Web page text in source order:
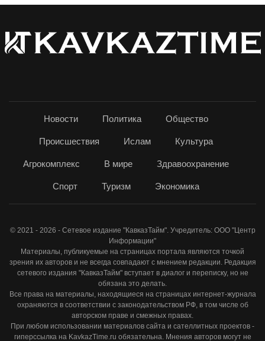
Новости Политика Общество
Происшествия Ислам Культура
Агрокомплекс В мире Здравоохранение
Спорт Туризм Экономика
© 2021 - 2026 - Сетевое издание "КавказТайм". Учредитель: ООО "Центр
Информации"
Материалы, публикуемые на страницах портала являются точкой
зрения их авторов и не всегда совпадают с мнением редакции. Редакция
сетевого издания "КавказТайм" вступает в диалог и переписку, но не
обязана это делать.
Все права на материалы, находящиеся на страницах интернет-журнала
охраняются в соответствии с законодательством РФ, в том числе об
авторском праве и смежных правах.
При любом использовании материалов сайта и сателлитных проектов -
гиперссылка на KavkazTime.ru обязательна. Мнения авторов могут не